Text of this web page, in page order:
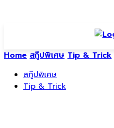
Home สกู๊ปพิเศษ Tip & Trick
สกู๊ปพิเศษ
Tip & Trick